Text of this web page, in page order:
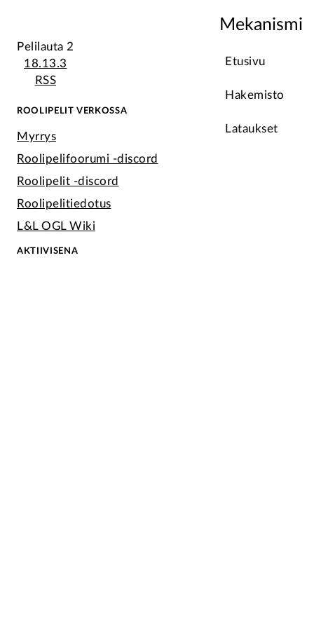
Mekanismi
Etusivu
Hakemisto
Lataukset
Pelilauta 2
18.13.3
RSS
ROOLIPELIT VERKOSSA
Myrrys
Roolipelifoorumi -discord
Roolipelit -discord
Roolipelitiedotus
L&L OGL Wiki
AKTIIVISENA